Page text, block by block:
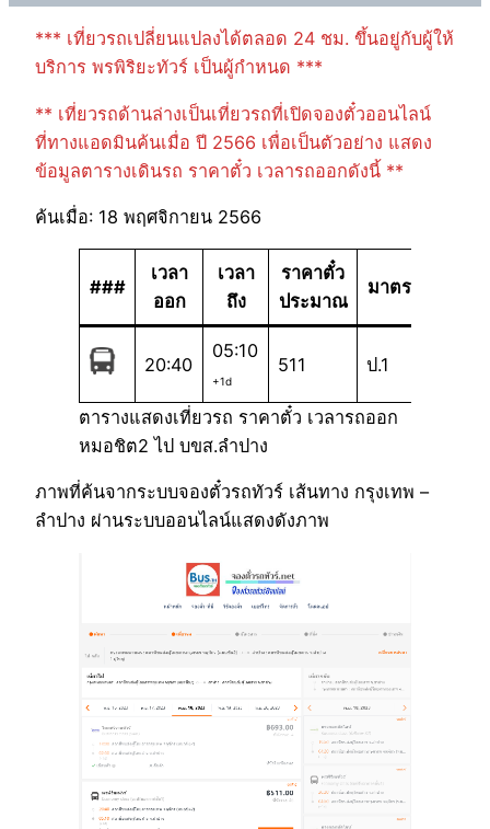
*** เที่ยวรถเปลี่ยนแปลงได้ตลอด 24 ชม. ขึ้นอยู่กับผู้ให้
บริการ พรพิริยะทัวร์ เป็นผู้กำหนด ***
** เที่ยวรถด้านล่างเป็นเที่ยวรถที่เปิดจองตั๋วออนไลน์
ที่ทางแอดมินค้นเมื่อ ปี 2566 เพื่อเป็นตัวอย่าง แสดง
ข้อมูลตารางเดินรถ ราคาตั๋ว เวลารถออกดังนี้ **
ค้นเมื่อ: 18 พฤศจิกายน 2566
###
เวลา
ออก
เวลา
ถึง
ราคาตั๋ว
ประมาณ
มาตรฐาน
20:40
05:10
+1d
511 ป.1
ตารางแสดงเที่ยวรถ ราคาตั๋ว เวลารถออก
หมอชิต2 ไป บขส.ลำปาง
ภาพที่ค้นจากระบบจองตั๋วรถทัวร์ เส้นทาง กรุงเทพ –
ลำปาง ผ่านระบบออนไลน์แสดงดังภาพ